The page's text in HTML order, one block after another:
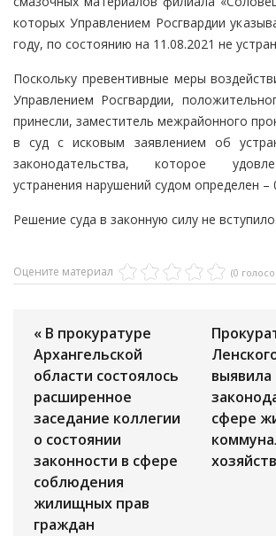
которых Управлением Росгвардии
году, по состоянию на 11.08.2021 не
Поскольку превентивные меры
Управлением Росгвардии,
принесли, заместитель межрайонного
в суд с исковым заявлением об
законодательства, которое
устранения нарушений судом определен –
Решение суда в законную силу не вступило.
Оцените материал (0
« В прокуратуре
Архангельской
области состоялось
расширенное
заседание коллегии
о состоянии
законности в сфере
соблюдения
жилищных прав
граждан
сфере